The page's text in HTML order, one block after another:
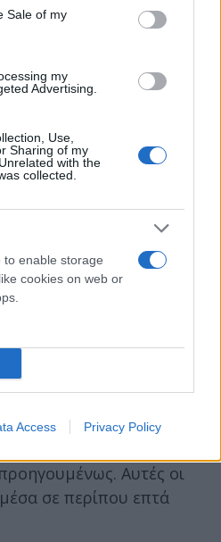
Sale of my
my
Advertising.
Use,
Sharing of my
with the
collected.
to enable storage
cookies on web or
Access Privacy Policy
μέσα σε μόλις επτά
γνωστική διαταραχή
ακρίβεια με την οποία
Αυτές οι
σε περίπου επτά